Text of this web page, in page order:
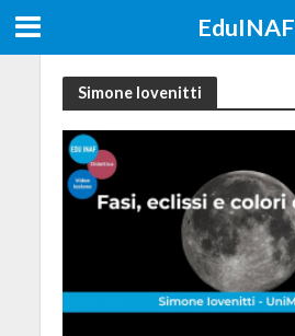
EduINAF
Simone Iovenitti